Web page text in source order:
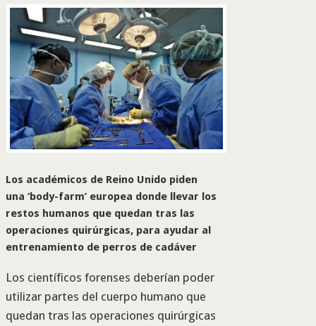
Los académicos de Reino Unido piden
una ‘body-farm’ europea donde llevar los
restos humanos que quedan tras las
operaciones quirúrgicas, para ayudar al
entrenamiento de perros de cadáver
Los científicos forenses deberían poder
utilizar partes del cuerpo humano que
quedan tras las operaciones quirúrgicas